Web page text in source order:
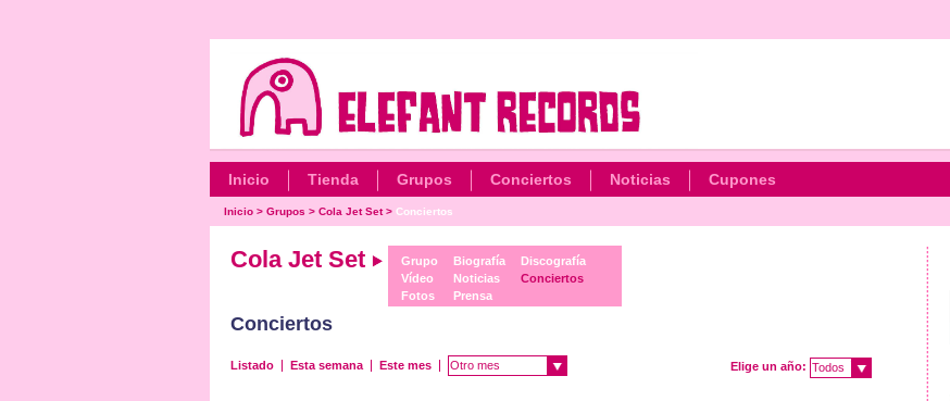
Inicio Tienda Grupos Conciertos Noticias Cupones
Inicio> Grupos > Cola Jet Set> Conciertos
Cola Jet Set
Grupo
Vídeo
Fotos
Biografía
Noticias
Prensa
Discografía
Conciertos
Conciertos
Listado Esta semana Este mes Otro mes Elige un año: Todos